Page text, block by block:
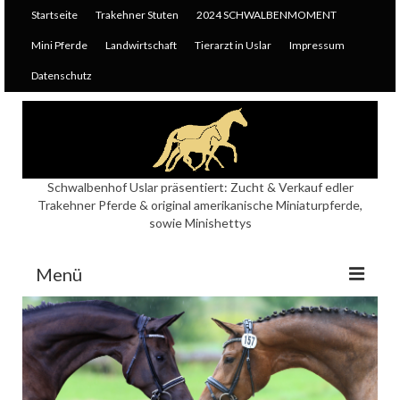
Startseite Trakehner Stuten 2024 SCHWALBENMOMENT
Mini Pferde Landwirtschaft Tierarzt in Uslar Impressum
Datenschutz
Schwalbenhof Uslar präsentiert: Zucht & Verkauf edler
Trakehner Pferde & original amerikanische Miniaturpferde,
sowie Minishettys
Menü
Startseite
Trakehner Stuten
E+StPr+PrSt KOSIMA